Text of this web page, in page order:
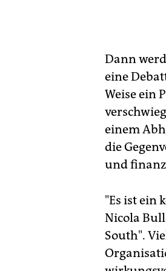
Dann
eine
Weise ein
einem
die
und
"Es ist ein
Nicola
South".